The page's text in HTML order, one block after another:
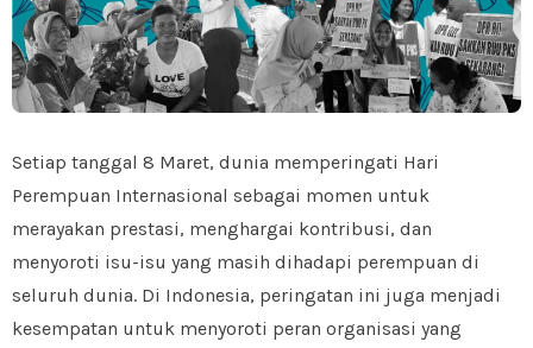
Setiap tanggal 8 Maret, dunia memperingati Hari
Perempuan Internasional sebagai momen untuk
merayakan prestasi, menghargai kontribusi, dan
menyoroti isu-isu yang masih dihadapi perempuan di
seluruh dunia. Di Indonesia, peringatan ini juga menjadi
kesempatan untuk menyoroti peran organisasi yang